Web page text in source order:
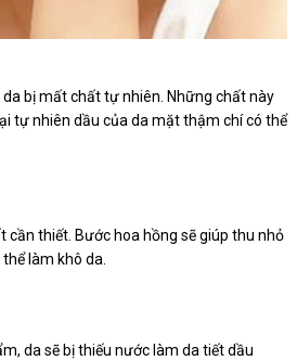
bị mất chất tự nhiên. Những chất này
tự nhiên dầu của da mặt thậm chí có thể
cần thiết. Bước hoa hồng sẽ giúp thu nhỏ
làm khô da.
da sẽ bị thiếu nước làm da tiết dầu